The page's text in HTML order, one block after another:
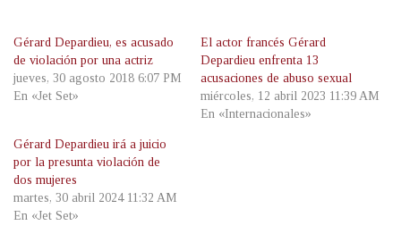
Gérard Depardieu, es acusado
de violación por una actriz
jueves, 30 agosto 2018 6:07 PM
En «Jet Set»
El actor francés Gérard
Depardieu enfrenta 13
acusaciones de abuso sexual
miércoles, 12 abril 2023 11:39 AM
En «Internacionales»
Gérard Depardieu irá a juicio
por la presunta violación de
dos mujeres
martes, 30 abril 2024 11:32 AM
En «Jet Set»